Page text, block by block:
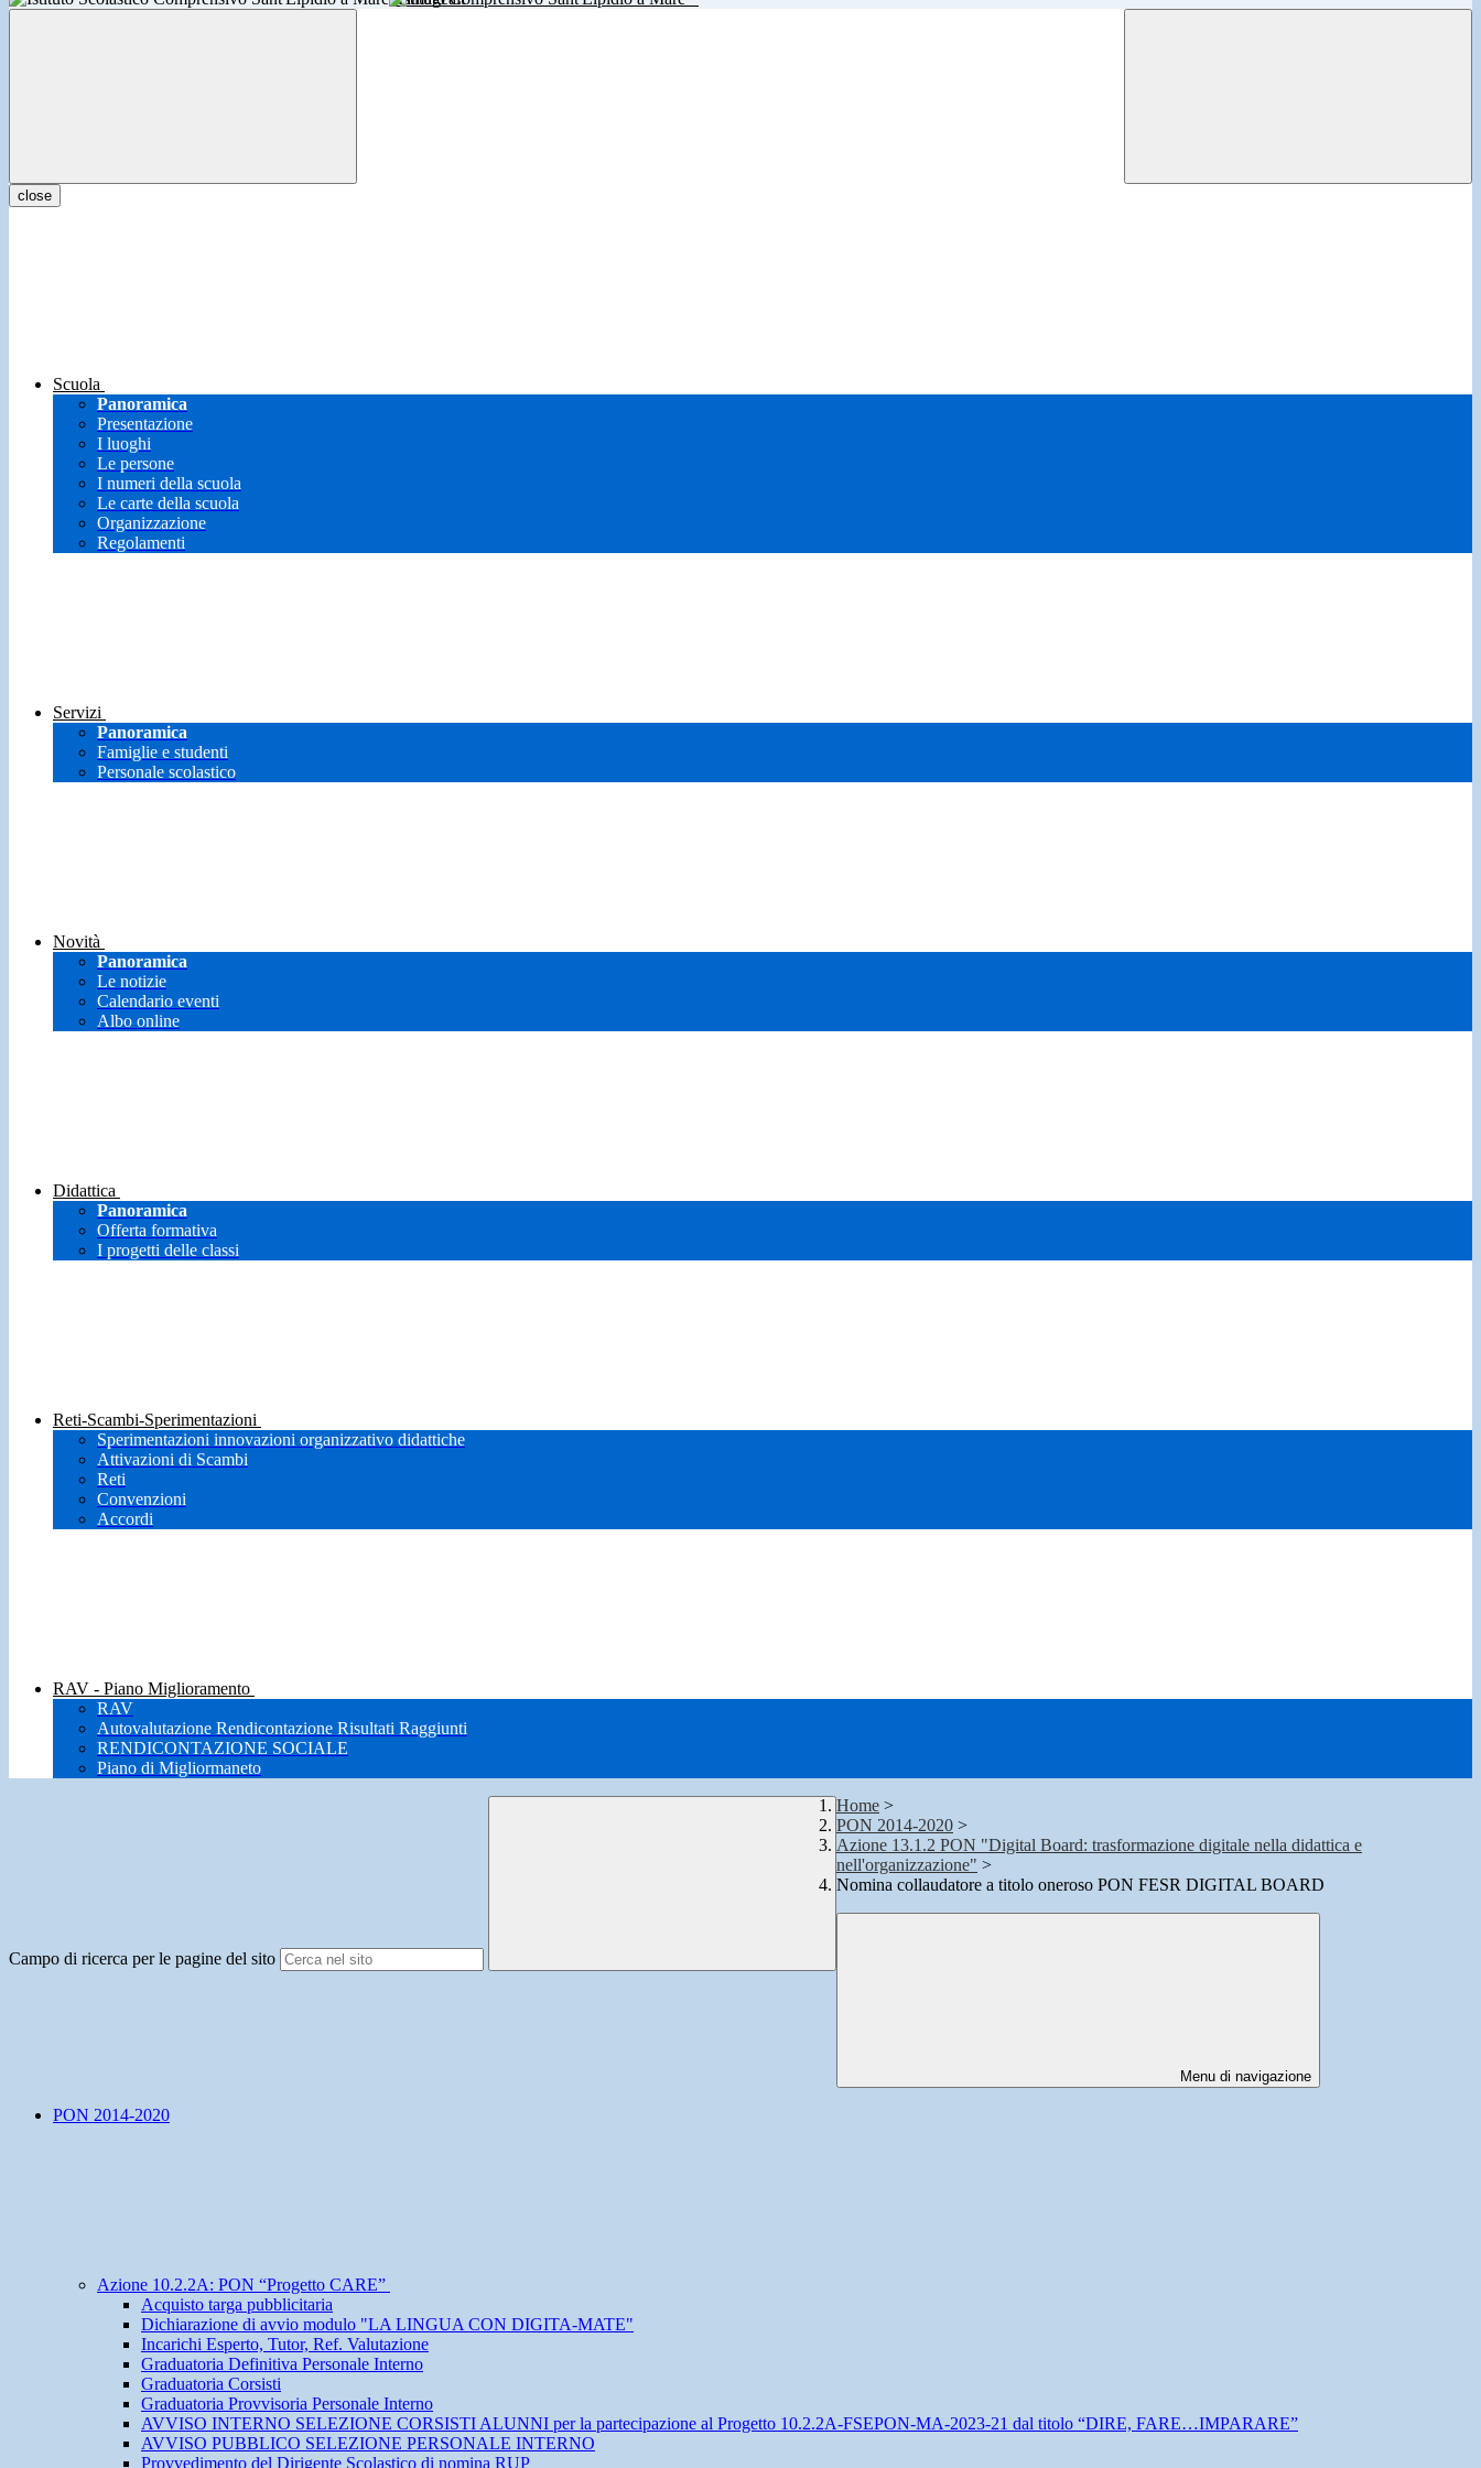
close
Scuola
Panoramica
Presentazione
I luoghi
Le persone
I numeri della scuola
Le carte della scuola
Organizzazione
Regolamenti
Servizi
Panoramica
Famiglie e studenti
Personale scolastico
Novità
Panoramica
Le notizie
Calendario eventi
Albo online
Didattica
Panoramica
Offerta formativa
I progetti delle classi
Reti-Scambi-Sperimentazioni
Sperimentazioni innovazioni organizzativo didattiche
Attivazioni di Scambi
Reti
Convenzioni
Accordi
RAV - Piano Miglioramento
RAV
Autovalutazione Rendicontazione Risultati Raggiunti
RENDICONTAZIONE SOCIALE
Piano di Migliormaneto
Campo di ricerca per le pagine del sito
Home >
PON 2014-2020 >
Azione 13.1.2 PON "Digital Board: trasformazione digitale nella didattica e
nell'organizzazione" >
Nomina collaudatore a titolo oneroso PON FESR DIGITAL BOARD
Menu di navigazione
PON 2014-2020
Azione 10.2.2A: PON “Progetto CARE”
Acquisto targa pubblicitaria
Dichiarazione di avvio modulo "LA LINGUA CON DIGITA-MATE"
Incarichi Esperto, Tutor, Ref. Valutazione
Graduatoria Definitiva Personale Interno
Graduatoria Corsisti
Graduatoria Provvisoria Personale Interno
AVVISO INTERNO SELEZIONE CORSISTI ALUNNI per la partecipazione al Progetto 10.2.2A-FSEPON-MA-2023-21 dal titolo “DIRE, FARE…IMPARARE”
AVVISO PUBBLICO SELEZIONE PERSONALE INTERNO
Provvedimento del Dirigente Scolastico di nomina RUP